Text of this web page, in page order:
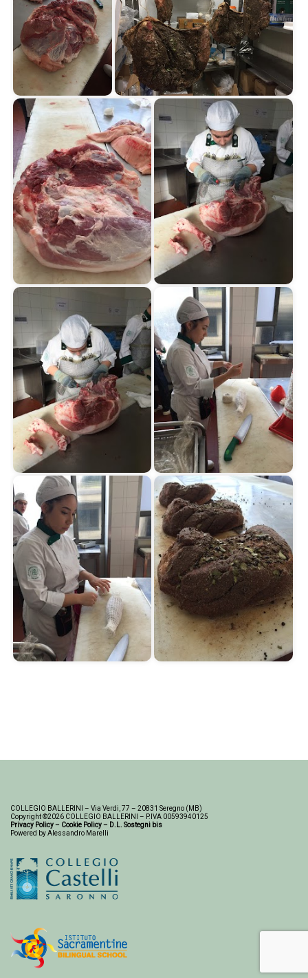
COLLEGIO BALLERINI – Via Verdi, 77 – 20831 Seregno (MB)
Copyright ©2026 COLLEGIO BALLERINI – P.IVA 00593940125
Privacy Policy– Cookie Policy– D.L. Sostegni bis
Powered by Alessandro Marelli